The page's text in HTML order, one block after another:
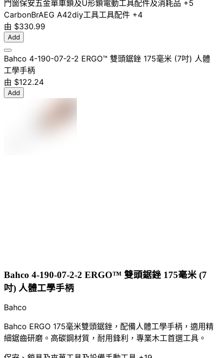
門窗保安五金單車鎖及U形鎖電動工具配件及消耗品 +5
CarbonBrAEG A42diy工具工具配件 +4
由 $330.99
Add
Bahco 4-190-07-2-2 ERGO™ 雙頭鋸銼 175毫米 (7吋) 人體
工學手柄
由 $122.24
Add
Bahco 4-190-07-2-2 ERGO™ 雙頭鋸銼 175毫米 (7
吋) 人體工學手柄
Bahco
Bahco ERGO 175毫米雙頭鋸銼，配備人體工學手柄，適用精
細鋸齒研磨。高碳鋼材質，耐用鋒利，專業木工首選工具。